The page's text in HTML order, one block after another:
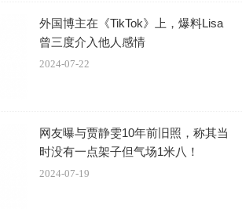
外国博主在《TikTok》上，爆料Lisa
曾三度介入他人感情
2024-07-22
网友曝与贾静雯10年前旧照，称其当
时没有一点架子但气场1米八！
2024-07-19